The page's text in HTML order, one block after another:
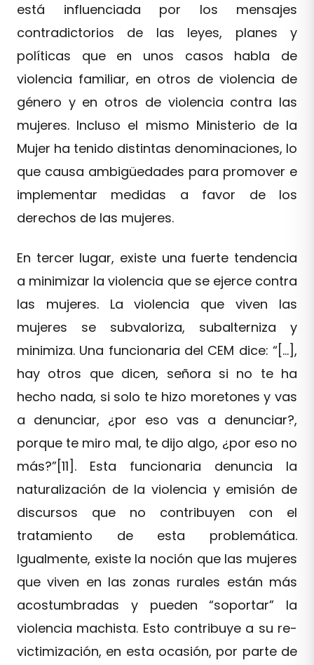
está influenciada por los mensajes
contradictorios de las leyes, planes y
políticas que en unos casos habla de
violencia familiar, en otros de violencia de
género y en otros de violencia contra las
mujeres. Incluso el mismo Ministerio de la
Mujer ha tenido distintas denominaciones, lo
que causa ambigüedades para promover e
implementar medidas a favor de los
derechos de las mujeres.
En tercer lugar, existe una fuerte tendencia
a minimizar la violencia que se ejerce contra
las mujeres. La violencia que viven las
mujeres se subvaloriza, subalterniza y
minimiza. Una funcionaria del CEM dice: “[…],
hay otros que dicen, señora si no te ha
hecho nada, si solo te hizo moretones y vas
a denunciar, ¿por eso vas a denunciar?,
porque te miro mal, te dijo algo, ¿por eso no
más?”[11]. Esta funcionaria denuncia la
naturalización de la violencia y emisión de
discursos que no contribuyen con el
tratamiento de esta problemática.
Igualmente, existe la noción que las mujeres
que viven en las zonas rurales están más
acostumbradas y pueden “soportar” la
violencia machista. Esto contribuye a su re-
victimización, en esta ocasión, por parte de